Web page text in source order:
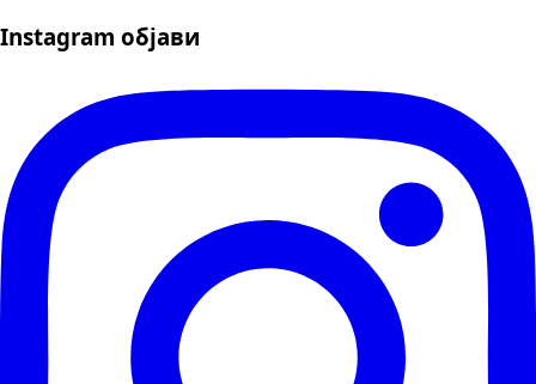
Instagram објави